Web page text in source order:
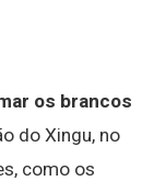
os brancos
do Xingu, no
como os